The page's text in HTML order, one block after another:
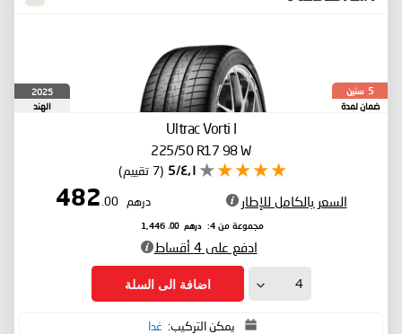
5 سنين
ضمان لمدة
2025
الهند
Ultrac Vorti I
225/50 R17 98 W
٤٫١/5 (7 تقييم)
السعر بالكامل للإطار درهم 482
.00
مجموعة من 4: درهم 1,446
.00
ادفع على 4 أقساط
اضافة الى السلة
يمكن التركيب: غدا